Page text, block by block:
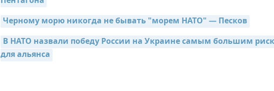
Черному морю никогда не бывать "морем НАТО" — Песков
В НАТО назвали победу России на Украине самым большим
для альянса